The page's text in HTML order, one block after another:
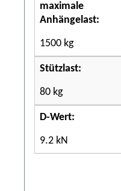
maximale
Anhängelast:
1500 kg
Stützlast:
80 kg
D-Wert:
9.2 kN